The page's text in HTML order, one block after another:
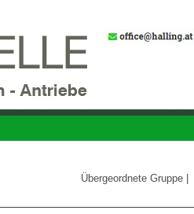
Übergeordnete Gruppe